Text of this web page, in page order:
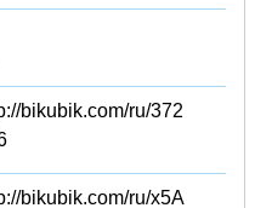
bikubik.com/ru/372
bikubik.com/ru/x5A